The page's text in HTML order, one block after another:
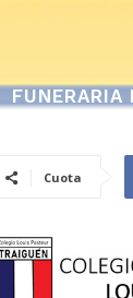
FUNERARIA
Cuota